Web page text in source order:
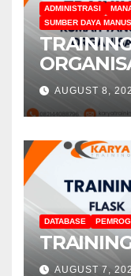
ADMINISTRASI
SUMBER DAYA
AUGUST 8,
DATABASE
AUGUST 7,